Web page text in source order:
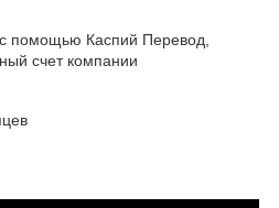
помощью Каспий Перевод,
счет компании